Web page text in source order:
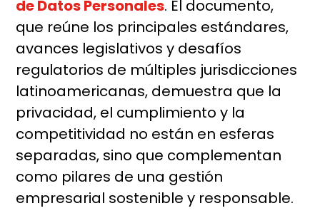
de Datos Personales. El documento,
que reúne los principales estándares,
avances legislativos y desafíos
regulatorios de múltiples jurisdicciones
latinoamericanas, demuestra que la
privacidad, el cumplimiento y la
competitividad no están en esferas
separadas, sino que complementan
como pilares de una gestión
empresarial sostenible y responsable.